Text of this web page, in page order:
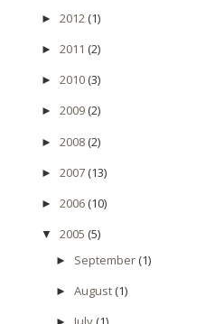
► 2012(1)
► 2011 (2)
► 2010(3)
► 2009(2)
► 2008(2)
► 2007(13)
► 2006(10)
▼ 2005 (5)
► September(1)
► August(1)